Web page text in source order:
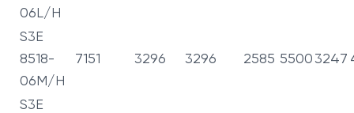
06L/H
S3E
8518-
06M/H
7151 3296 3296 2585 55003247
S3E